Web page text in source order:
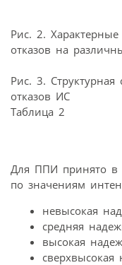
Рис. 2.
отказов на
Рис. 3.
отказов ИС
Таблица 2
Для ППИ принято в
по значениям
невысокая
средняя
высокая